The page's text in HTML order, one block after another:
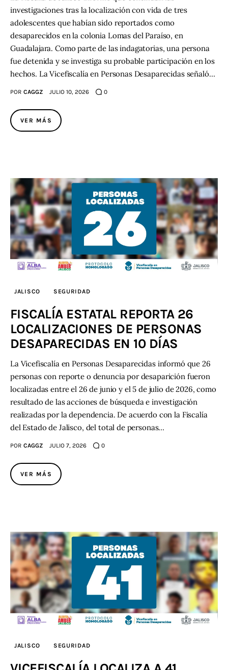
investigaciones tras la localización con vida de tres
adolescentes que habían sido reportados como
desaparecidos en la colonia Lomas del Paraíso, en
Guadalajara. Como parte de las indagatorias, una persona
fue detenida y se investiga su probable participación en los
hechos. La Vicefiscalía en Personas Desaparecidas señaló…
POR CAGGZ JULIO 10, 2026 0
VER MÁS
JALISCO SEGURIDAD
FISCALÍA ESTATAL REPORTA 26
LOCALIZACIONES DE PERSONAS
DESAPARECIDAS EN 10 DÍAS
La Vicefiscalía en Personas Desaparecidas informó que 26
personas con reporte o denuncia por desaparición fueron
localizadas entre el 26 de junio y el 5 de julio de 2026, como
resultado de las acciones de búsqueda e investigación
realizadas por la dependencia. De acuerdo con la Fiscalía
del Estado de Jalisco, del total de personas…
POR CAGGZ JULIO 7, 2026 0
VER MÁS
JALISCO SEGURIDAD